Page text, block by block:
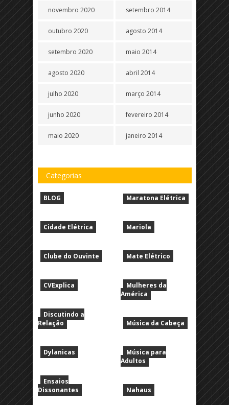
novembro 2020
outubro 2020
setembro 2020
agosto 2020
julho 2020
junho 2020
maio 2020
setembro 2014
agosto 2014
maio 2014
abril 2014
março 2014
fevereiro 2014
janeiro 2014
Categorias
BLOG
Cidade Elétrica
Clube do Ouvinte
CVExplica
Discutindo a
Relação
Dylanicas
Ensaios
Dissonantes
Maratona Elétrica
Mariola
Mate Elétrico
Mulheres da
América
Música da Cabeça
Música para
Adultos
Nahaus